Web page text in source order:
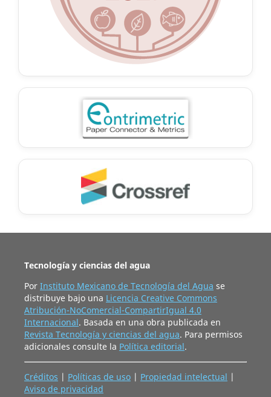
Tecnología y ciencias del agua
Por Instituto Mexicano de Tecnología del Agua se
distribuye bajo una Licencia Creative Commons
Atribución-NoComercial-CompartirIgual 4.0
Internacional. Basada en una obra publicada en
Revista Tecnología y ciencias del agua. Para permisos
adicionales consulte la Política editorial.
Créditos | Políticas de uso| Propiedad intelectual |
Aviso de privacidad